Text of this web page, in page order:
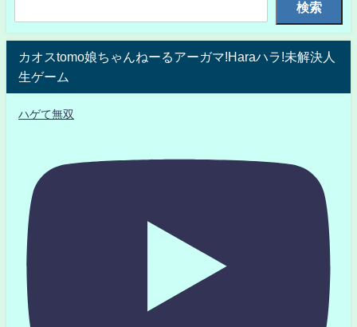
検索
カオスtomo娘ちゃんねーるアーガマ!Haraハラ!未解決人
生ゲーム
ハゲて無双